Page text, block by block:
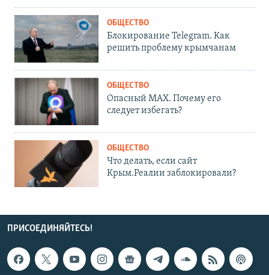
ОБЩЕСТВО
Блокирование Telegram. Как
решить проблему крымчанам
ОБЩЕСТВО
Опасный MAX. Почему его
следует избегать?
ОБЩЕСТВО
Что делать, если сайт
Крым.Реалии заблокировали?
ПРИСОЕДИНЯЙТЕСЬ!